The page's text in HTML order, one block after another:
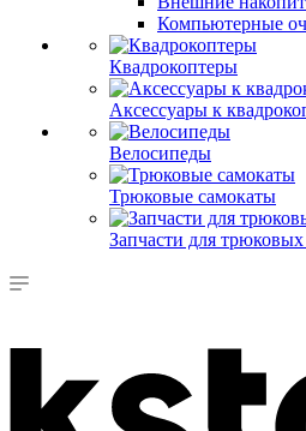
Компьютерные
Квадрокоптеры
Аксессуары к
Велосипеды
Трюковые самокаты
Запчасти для трюковых